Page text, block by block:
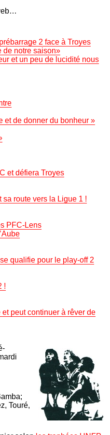
2 face à Troyes
de notre saison»
et un peu de lucidité nous
et de donner du bonheur »
et défiera Troyes
route vers la Ligue 1 !
PFC-Lens
qualifie pour le play-off 2
!
peut continuer à rêver de
Touré,